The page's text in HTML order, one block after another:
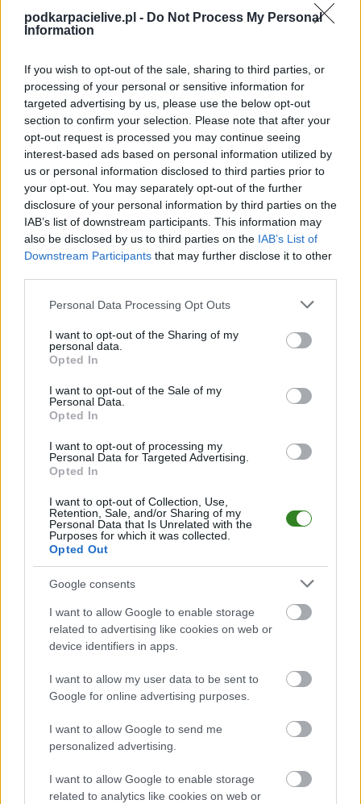
podkarpacielive.pl - Do Not Process My Personal
Information
If you wish to opt-out of the sale, sharing to third parties, or
processing of your personal or sensitive information for
targeted advertising by us, please use the below opt-out
section to confirm your selection. Please note that after your
opt-out request is processed you may continue seeing
interest-based ads based on personal information utilized by
us or personal information disclosed to third parties prior to
your opt-out. You may separately opt-out of the further
disclosure of your personal information by third parties on the
IAB’s list of downstream participants. This information may
also be disclosed by us to third parties on the IAB’s List of
Downstream Participants that may further disclose it to other
Please note that this website/app uses one or more Google
not limited to your visit or usage behaviour. You may click to
grant or deny consent to Google and its third-party tags to
use your data for below specified purposes in below Google
consent section.
Personal Data Processing Opt Outs
I want to opt-out of the Sharing of my
personal data.
Opted In
I want to opt-out of the Sale of my
Personal Data.
Opted In
I want to opt-out of processing my
Personal Data for Targeted Advertising.
Opted In
I want to opt-out of Collection, Use,
Retention, Sale, and/or Sharing of my
Personal Data that Is Unrelated with the
Purposes for which it was collected.
Opted Out
Google consents
I want to allow Google to enable storage
related to advertising like cookies on web or
device identifiers in apps.
I want to allow my user data to be sent to
Google for online advertising purposes.
I want to allow Google to send me
personalized advertising.
I want to allow Google to enable storage
related to analytics like cookies on web or
zostanie w ramach Krosno > Klasa B, gr. III (9. kolejki - Krosno > Klasa B,
gr. III).
bramek, kartki, składy, statystyki i informacje o przebiegu
spotkania. To kompletne źródło danych dla kibiców i pasjonatów
lokalnej piłki nożnej. Jeżeli aktualnie nie widzisz tutaj danych z pewnością
pracujemy nad tym żeby je uzupełnić.
Wynik meczu Florian Rymanów Zdrój vs LKS Wesoła
Po zakończeniu spotkania automatycznie publikujemyoficjalny wynik
spotkania, a także dane meczowe, jeśli są dostępne.
Pełny harmonogram rozgrywek dostępny jest tutaj:Krosno > Klasa B,
gr. III - terminarz.
Informacje o składach i strzelcach
W miarę dostępności danych, publikujemyskłady wyjściowe,
aktualizujemy zależnie od poziomu ligi i dostępnych źródeł.
Śledź mecze swojej drużyny
Jeśli jesteś kibicem klubu Florian Rymanów Zdrój lub LKS Wesoła -
zaglądaj tutaj częściej. Nasz serwis regularnie dostarcza informacje o
terminach meczów, wynikach, transferach i newsach klubowych
piłkarskichw województwie. Sprawdź nasze relacje, śledź ulubioną ligę i
bądź na bieżąco z wydarzeniami z boisk!
Florian Rymanów Zdrój - LKS Wesołaodbędzie się w ramach 9.
kolejki - Krosno > Klasa B, gr. III. Spotkanie zostanie rozegrane w dniu 12
Florian Rymanów Zdrójprzystępuje do tego spotkania w roli
gospodarza. Jak drużyna radzi sobie w sezonie 2025/2026 rozgrywek
Krosno > Klasa B, gr. III przed własną publicznością? Na tej stronie
możecie zobaczyć tabelę uwzględniającą tylko mecze u siebie. W tabeli
biorącej pod uwagę tylko mecze wyjazdowe możecie natomiast
sprawdzić jak spisuje się klub
Krosno > Klasa B, gr. III - sytuacja w tabeli
Przed meczami 9. kolejki - Krosno > Klasa B, gr. III gospodarze (Florian
Rymanów Zdrój) zajmują 10. miejsce
Poniżej znajdziesz także ostatnie mecze obu drużyn oraz statystyki
bramkowe.
Florian Rymanów Zdrój vs. LKS Wesoła - relacja, wynik na żywo,
transmisja
Wynik meczu Florian Rymanów Zdrój - LKS Wesoła znajdziesz na naszej
stronie zaraz po jego zakończeniu. Jeżeli szukasz informacji meczowych,
zajrzyj tutaj:Florian Rymanów Zdrój vs. LKS Wesoła - wynik, składy,
strzelcy